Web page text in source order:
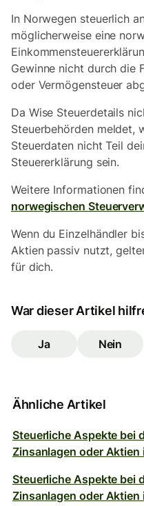
In Norwegen steuerlich
möglicherweise eine
Gewinne nicht durch die
oder Vermögensteuer
Da Wise Steuerdetails
Steuerbehörden meldet,
Steuerdaten nicht Teil
Steuererklärung sein.
Weitere Informationen
norwegischen
Wenn du Einzelhändler
Aktien passiv nutzt,
für dich.
War dieser Artikel
Ja Nein
Ähnliche Artikel
Steuerliche Aspekte bei
Zinsanlagen oder Aktien
Steuerliche Aspekte bei
Zinsanlagen oder Aktien